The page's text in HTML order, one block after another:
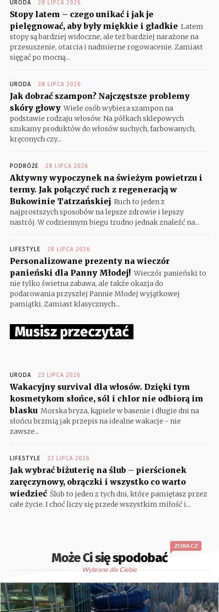
URODA 28 LIPCA 2026
Stopy latem – czego unikać i jak je
pielęgnować, aby były miękkie i gładkie Latem
stopy są bardziej widoczne, ale też bardziej narażone na
przesuszenie, otarcia i nadmierne rogowacenie. Zamiast
sięgać po mocną...
URODA 28 LIPCA 2026
Jak dobrać szampon? Najczęstsze problemy
skóry głowy Wiele osób wybiera szampon na
podstawie rodzaju włosów. Na półkach sklepowych
szukamy produktów do włosów suchych, farbowanych,
kręconych czy...
PODRÓŻE 28 LIPCA 2026
Aktywny wypoczynek na świeżym powietrzu i
termy. Jak połączyć ruch z regeneracją w
Bukowinie Tatrzańskiej Ruch to jeden z
najprostszych sposobów na lepsze zdrowie i lepszy
nastrój. W codziennym biegu trudno jednak znaleźć na...
LIFESTYLE 28 LIPCA 2026
Personalizowane prezenty na wieczór
panieński dla Panny Młodej! Wieczór panieński to
nie tylko świetna zabawa, ale także okazja do
podarowania przyszłej Pannie Młodej wyjątkowej
pamiątki. Zamiast klasycznych...
Musisz przeczytać
URODA 23 LIPCA 2026
Wakacyjny survival dla włosów. Dzięki tym
kosmetykom słońce, sól i chlor nie odbiorą im
blasku Morska bryza, kąpiele w basenie i długie dni na
słońcu brzmią jak przepis na idealne wakacje - nie
zawsze...
LIFESTYLE 23 LIPCA 2026
Jak wybrać biżuterię na ślub – pierścionek
zaręczynowy, obrączki i wszystko co warto
wiedzieć Ślub to jeden z tych dni, które pamiętasz przez
całe życie. I choć liczy się przede wszystkim miłość i...
Może Ci się spodobać
ZOBACZ
Wybrane dla Ciebie